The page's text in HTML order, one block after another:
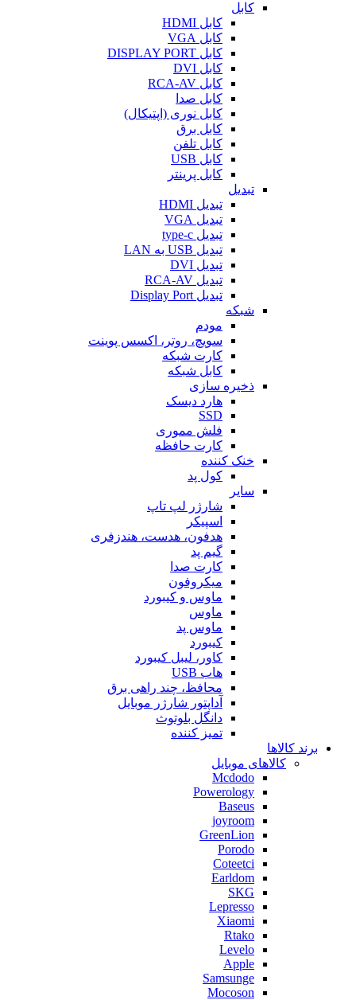
کابل
کابل HDMI
کابل VGA
کابل DISPLAY PORT
کابل DVI
کابل RCA-AV
کابل صدا
کابل نوری (اپتیکال)
کابل برق
کابل تلفن
کابل USB
کابل پرینتر
تبدیل
تبدیل HDMI
تبدیل VGA
تبدیل type-c
تبدیل USB به LAN
تبدیل DVI
تبدیل RCA-AV
تبدیل Display Port
شبکه
مودم
سویچ، روتر، اکسس پوینت
کارت شبکه
کابل شبکه
ذخیره سازی
هارد دیسک
SSD
فلش مموری
کارت حافظه
خنک کننده
کول پد
سایر
شارژر لپ تاپ
اسپیکر
هدفون، هدست، هندزفری
گیم پد
کارت صدا
میکروفون
ماوس و کیبورد
ماوس
ماوس پد
کیبورد
کاور، لیبل کیبورد
هاب USB
محافظ، چند راهی برق
آداپتور شارژر موبایل
دانگل بلوتوث
تمیز کننده
برند کالاها
کالاهای موبایل
Mcdodo
Powerology
Baseus
joyroom
GreenLion
Porodo
Coteetci
Earldom
SKG
Lepresso
Xiaomi
Rtako
Levelo
Apple
Samsunge
Mocoson